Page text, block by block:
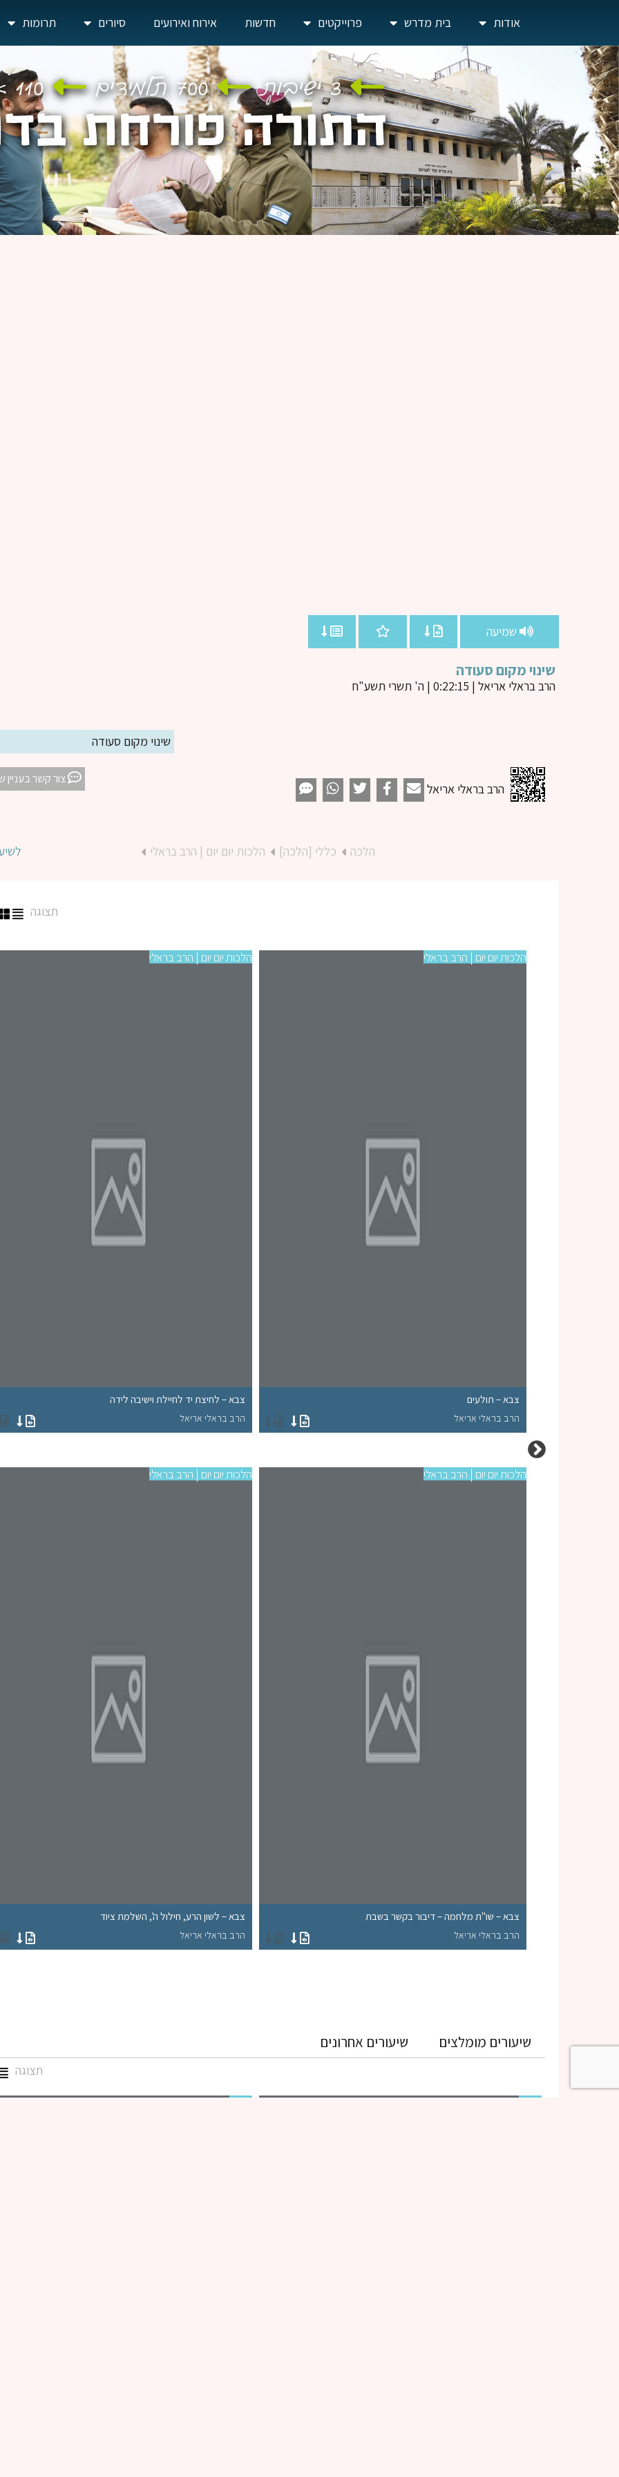
אודות בית מדרש פרוייקטים חדשות אירוח ואירועים סיורים תרומות
שמיעה
שינוי מקום סעודה
הרב בראלי אריאל | 0:22:15 | ה' תשרי תשע"ח
שינוי מקום סעודה
הרב בראלי אריאל
צור קשר בעניין
הלכה כללי [הלכה] הלכות יום יום | הרב בראלי
תצוגה
הלכות יום יום | הרב בראלי
צבא – תולעים
הרב בראלי אריאל
הלכות יום יום | הרב בראלי
צבא – לחיצת יד לחיילת וישיבה לידה
הרב בראלי אריאל
הלכות יום יום | הרב בראלי
צבא – שו"ת מלחמה – דיבור בקשר בשבת
הרב בראלי אריאל
הלכות יום יום | הרב בראלי
צבא – לשון הרע, חילול ה', השלמת ציוד
הרב בראלי אריאל
שיעורים מומלצים שיעורים אחרונים
תצוגה
גמרא גמרא